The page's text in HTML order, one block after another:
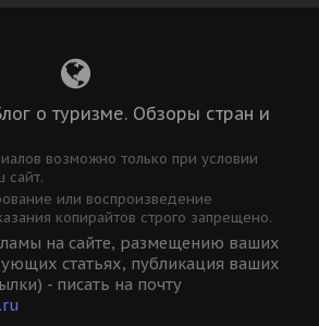
о туризме. Обзоры стран и
возможно только при условии
сайт.
или воспроизведение
копирайтов строго запрещено.
на сайте, размещению ваших
статьях, публикация ваших
- писать на почту